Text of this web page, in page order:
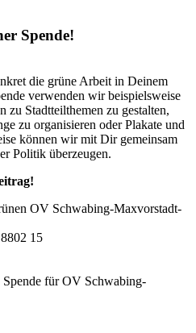
Spende!
die grüne Arbeit in Deinem
verwenden wir beispielsweise
zu Stadtteilthemen zu gestalten,
zu organisieren oder Plakate und
können wir mit Dir gemeinsam
Politik überzeugen.
OV Schwabing-Maxvorstadt-
15
für OV Schwabing-